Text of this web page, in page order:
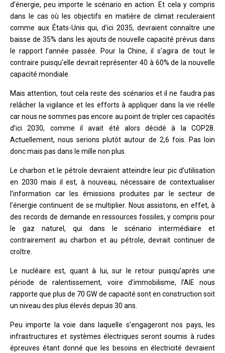
d’énergie, peu importe le scénario en action. Et cela y compris
dans le cas où les objectifs en matière de climat reculeraient
comme aux États-Unis qui, d’ici 2035, devraient connaître une
baisse de 35% dans les ajouts de nouvelle capacité prévus dans
le rapport l’année passée. Pour la Chine, il s’agira de tout le
contraire puisqu’elle devrait représenter 40 à 60% de la nouvelle
capacité mondiale.
Mais attention, tout cela reste des scénarios et il ne faudra pas
relâcher la vigilance et les efforts à appliquer dans la vie réelle
car nous ne sommes pas encore au point de tripler ces capacités
d’ici 2030, comme il avait été alors décidé à la COP28.
Actuellement, nous serions plutôt autour de 2,6 fois. Pas loin
donc mais pas dans le mille non plus.
Le charbon et le pétrole devraient atteindre leur pic d’utilisation
en 2030 mais il est, à nouveau, nécessaire de contextualiser
l’information car les émissions produites par le secteur de
l’énergie continuent de se multiplier. Nous assistons, en effet, à
des records de demande en ressources fossiles, y compris pour
le gaz naturel, qui dans le scénario intermédiaire et
contrairement au charbon et au pétrole, devrait continuer de
croître.
Le nucléaire est, quant à lui, sur le retour puisqu’après une
période de ralentissement, voire d’immobilisme, l’AIE nous
rapporte que plus de 70 GW de capacité sont en construction soit
un niveau des plus élevés depuis 30 ans.
Peu importe la voie dans laquelle s’engageront nos pays, les
infrastructures et systèmes électriques seront soumis à rudes
épreuves étant donné que les besoins en électricité devraient